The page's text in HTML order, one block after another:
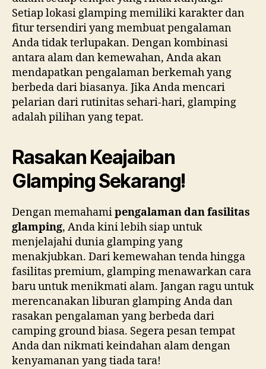
Setiap lokasi glamping memiliki karakter dan
fitur tersendiri yang membuat pengalaman
Anda tidak terlupakan. Dengan kombinasi
antara alam dan kemewahan, Anda akan
mendapatkan pengalaman berkemah yang
berbeda dari biasanya. Jika Anda mencari
pelarian dari rutinitas sehari-hari, glamping
adalah pilihan yang tepat.
Rasakan Keajaiban
Glamping Sekarang!
Dengan memahamipengalaman dan fasilitas
glamping, Anda kini lebih siap untuk
menjelajahi dunia glamping yang
menakjubkan. Dari kemewahan tenda hingga
fasilitas premium, glamping menawarkan cara
baru untuk menikmati alam. Jangan ragu untuk
merencanakan liburan glamping Anda dan
rasakan pengalaman yang berbeda dari
camping ground biasa. Segera pesan tempat
Anda dan nikmati keindahan alam dengan
kenyamanan yang tiada tara!